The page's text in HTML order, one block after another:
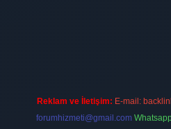
Reklam ve İletişim: E-mail:
forumhizmeti@gmail.com